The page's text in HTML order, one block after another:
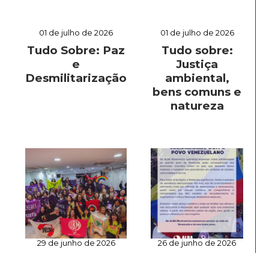
01 de julho de 2026
Tudo Sobre: Paz
e
Desmilitarização
01 de julho de 2026
Tudo sobre:
Justiça
ambiental,
bens comuns e
natureza
29 de junho de 2026 26 de junho de 2026